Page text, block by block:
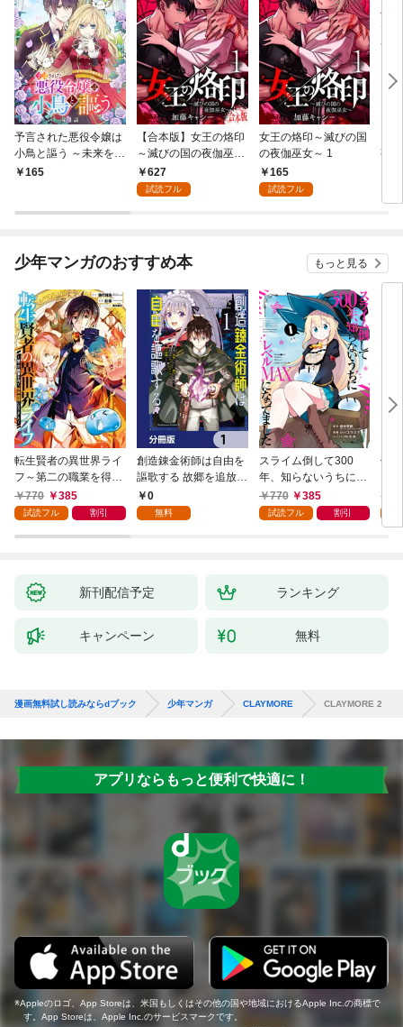
予言された悪役令嬢は
小鳥と謳う ～未来を知
る専属執事に「君を救
165
【合本版】女王の烙印
～滅びの国の夜伽巫女
～ 1627
試読フル
女王の烙印～滅びの国
の夜伽巫女～ 1
165
試読フル
熟
少年マンガのおすすめ本 もっと見る
転生賢者の異世界ライ
フ～第二の職業を得
て、世界最強になりま
した～ 1巻
770 385
試読フル 割引
創造錬金術師は自由を
謳歌する 故郷を追放さ
れたら、魔王のお膝元
で超絶効果のマジック
0
無料
スライム倒して300
年、知らないうちにレ
ベルMAXになってまし
た 1巻
770 385
試読フル 割引
信
新刊配信予定 ランキング
キャンペーン 無料
漫画無料試し読みならdブック 少年マンガ CLAYMORE CLAYMORE 2
アプリならもっと便利で快適に！
Appleのロゴ、App Storeは、米国もしくはその他の国や地域におけるApple Inc.の商標で
す。App Storeは、Apple Inc.のサービスマークです。